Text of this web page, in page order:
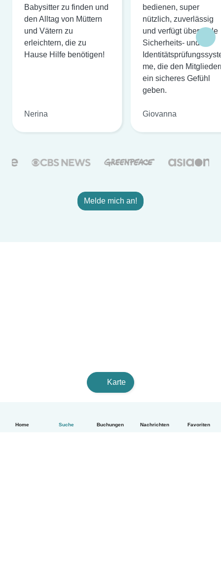
Home Suche Buchungen Nachrichten Favoriten
Babysitter zu finden und
den Alltag von Müttern
und Vätern zu
erleichtern, die zu
Hause Hilfe benötigen!
Nerina
bedienen, super
nützlich, zuverlässig
und verfügt über viele
Sicherheits- und
me, die den
ein sicheres Gefühl
geben.
Giovanna
Melde mich an!
Karte